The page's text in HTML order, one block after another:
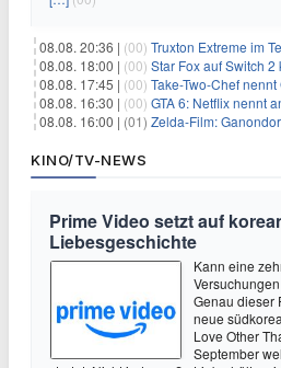
08.08. 20:36 | (00) Truxton Extreme im Test: Dieser
08.08. 18:00 | (00) Star Fox auf Switch 2
08.08. 17:45 | (00) Take-Two-Chef nennt GTA 6 für
08.08. 16:30 | (00) GTA 6: Netflix nennt angeblich
08.08. 16:00 | (01) Zelda-Film: Ganondorf, Impa
KINO/TV-NEWS
Prime Video setzt auf
Liebesgeschichte
Kann eine
Genau dieser
neue
Love Other
September